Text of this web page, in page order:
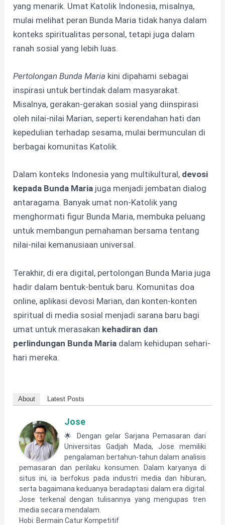
yang menarik. Umat Katolik Indonesia, misalnya,
mulai melihat peran Bunda Maria tidak hanya dalam
konteks spiritualitas personal, tetapi juga dalam
ranah sosial yang lebih luas.
Pertolongan Bunda Maria kini dipahami sebagai
inspirasi untuk bertindak dalam masyarakat.
Misalnya, gerakan-gerakan sosial yang diinspirasi
oleh nilai-nilai Marian, seperti kerendahan hati dan
kepedulian terhadap sesama, mulai bermunculan di
berbagai komunitas Katolik.
Dalam konteks Indonesia yang multikultural, devosi
kepada Bunda Maria juga menjadi jembatan dialog
antaragama. Banyak umat non-Katolik yang
menghormati figur Bunda Maria, membuka peluang
untuk membangun pemahaman bersama tentang
nilai-nilai kemanusiaan universal.
Terakhir, di era digital, pertolongan Bunda Maria juga
hadir dalam bentuk-bentuk baru. Komunitas doa
online, aplikasi devosi Marian, dan konten-konten
spiritual di media sosial menjadi sarana baru bagi
umat untuk merasakan kehadiran dan
perlindungan Bunda Maria dalam kehidupan sehari-
hari mereka.
About Latest Posts
Jose
🌟 Dengan gelar Sarjana Pemasaran dari
Universitas Gadjah Mada, Jose memiliki
pengalaman bertahun-tahun dalam analisis
pemasaran dan perilaku konsumen. Dalam karyanya di
situs ini, ia berfokus pada industri media dan hiburan,
serta bagaimana keduanya beradaptasi dalam era digital.
Jose terkenal dengan tulisannya yang mengupas tren
media secara mendalam.
Hobi: Bermain Catur Kompetitif